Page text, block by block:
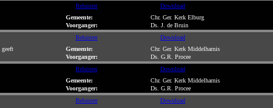
Beluister
Download
Gemeente:
Chr. Ger. Kerk Elburg
Voorganger:
Ds. J. de Bruin
Beluister
Download
Gemeente:
Chr. Ger. Kerk Middelharnis
Voorganger:
Ds. G.R. Procee
Beluister
Download
Gemeente:
Chr. Ger. Kerk Middelharnis
Voorganger:
Ds. G.R. Procee
Beluister Download